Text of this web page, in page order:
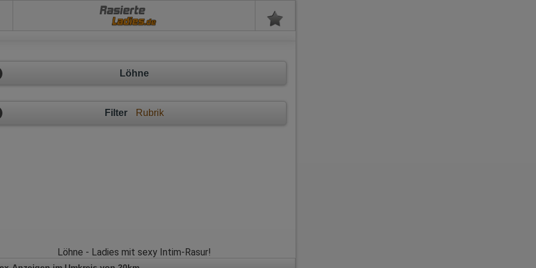
Rasierte
Löhne
Filter Rubrik
Löhne - Ladies mit sexy Intim-Rasur!